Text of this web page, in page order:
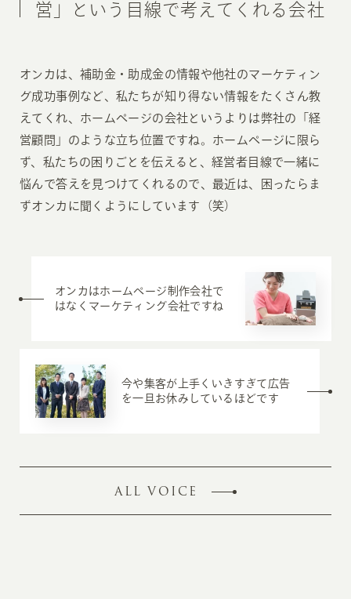
営」という目線で考えてくれる会社
オンカは、補助金・助成金の情報や他社のマーケティン
グ成功事例など、私たちが知り得ない情報をたくさん教
えてくれ、ホームページの会社というよりは弊社の「経
営顧問」のような立ち位置ですね。ホームページに限ら
ず、私たちの困りごとを伝えると、経営者目線で一緒に
悩んで答えを見つけてくれるので、最近は、困ったらま
ずオンカに聞くようにしています（笑）
オンカはホームページ制作会社で
はなくマーケティング会社ですね
今や集客が上手くいきすぎて広告
を一旦お休みしているほどです
ALL VOICE